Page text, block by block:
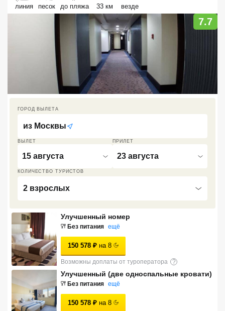
линия песок до пляжа 33 км везде
7.7
ВЫЛЕТ
15 августа
ПРИЛЕТ
23 августа
КОЛИЧЕСТВО ТУРИСТОВ
2 взрослых
ГОРОД ВЫЛЕТА
из Москвы
Улучшенный номер
Без питания ещё
150 578 ₽ на 8
Возможны доплаты от туроператора ?
Улучшенный (две односпальные кровати)
Без питания ещё
150 578 ₽ на 8
Северный Гоа
Большой Сочи
VIP отели 5 звезд
ТОП 10 лучших отелей 5*
5*
Лучшие отели 4* звезды
Недорогие отели 4*
звезды
Лучшие отели 3* звезды
Недорогие отели 3*